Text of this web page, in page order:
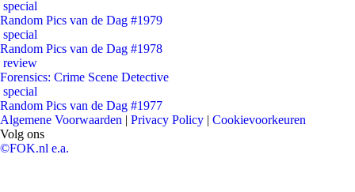
special
Random Pics van de Dag #1979
special
Random Pics van de Dag #1978
review
Forensics: Crime Scene Detective
special
Random Pics van de Dag #1977
Algemene Voorwaarden | Privacy Policy | Cookievoorkeuren
Volg ons
©FOK.nl e.a.